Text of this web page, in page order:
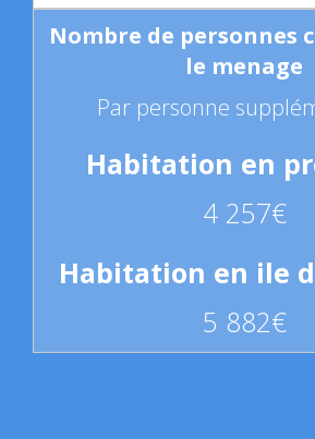
Par personne
4 257€
5 882€